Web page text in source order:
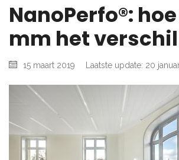
NanoPerfo®:
mm het
15 maart 2019 Laatste update: 20